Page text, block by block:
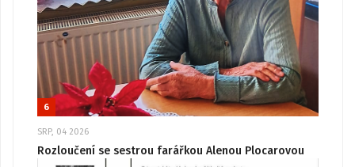
6
SRP, 04 2026
Rozloučení se sestrou farářkou Alenou Plocarovou